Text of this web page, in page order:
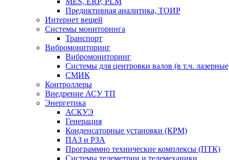
Предиктивная аналитика, ТОИР
Интернет вещей
Системы мониторинга
Транспорт
Вибромониторинг
Вибромониторинг
Системы для центровки валов (в т.ч.
СМИК
Контроллеры
Внедрение АСУ ТП
Энергетика
АСКУЭ
Генерация
Конденсаторные установки (КРМ)
ПАЗ и РЗА
Программно технические комплексы (ПТК)